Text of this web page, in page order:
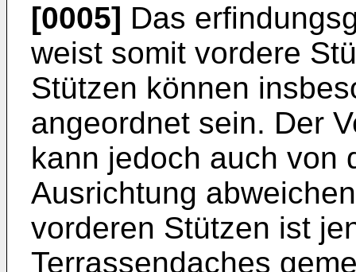
[0005] Das
weist somit vordere
Stützen können
angeordnet sein. Der
kann jedoch auch von
Ausrichtung
vorderen Stützen ist
Terrassendaches